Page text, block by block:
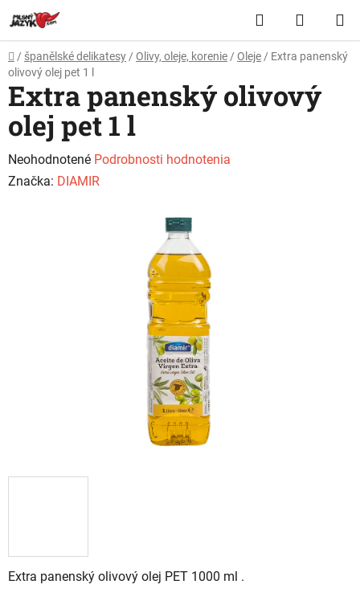
na
obsah
Hľadať
KOŠÍK
Domov
/ španělské delikatesy / Olivy, oleje, korenie / Oleje / Extra panenský
olivový olej pet 1 l
Extra panenský olivový olej PET 1000 ml .
Extra panenský olivový
olej pet 1 l
Priemerné
hodnotenie
Neohodnotené Podrobnosti hodnotenia
Značka: DIAMIR